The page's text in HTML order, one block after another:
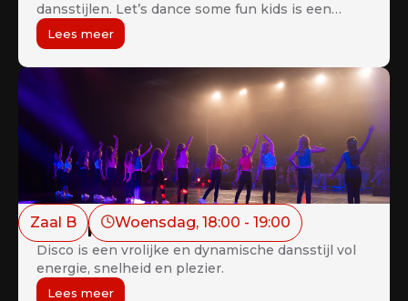
dansstijlen. Let’s dance some fun kids is een
ideale voorbereiding op het verdere lesaanbod.
Lees meer
Zaal B Woensdag, 18:00 - 19:00
Disco Kids +8
Disco is een vrolijke en dynamische dansstijl vol
energie, snelheid en plezier.
Lees meer